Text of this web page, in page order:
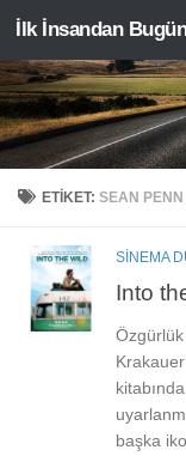
Skip to content
İlk İnsandan
ETIKET:SEAN PENN
SINEMA
Into
başka